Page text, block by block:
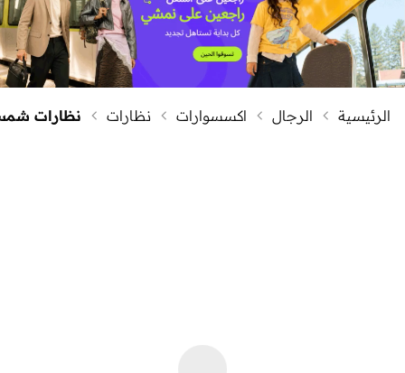
الرئيسية الرجال اكسسوارات نظارات نظارات